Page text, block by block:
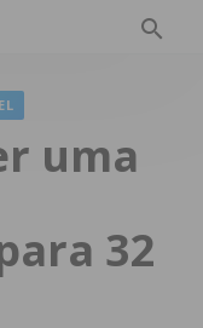
uma
32